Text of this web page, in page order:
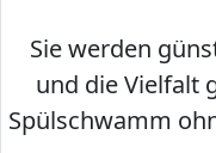
Sie werden
und die Vielfalt
Spülschwamm